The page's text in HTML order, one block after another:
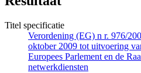
Titel specificatie
Verordening (EG) n r. 976/
oktober 2009 tot uitvoering
Europees Parlement en de
netwerkdiensten